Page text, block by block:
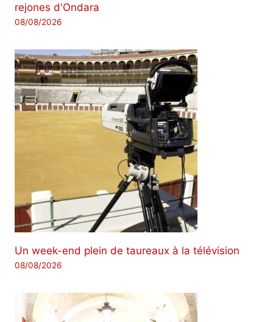
rejones d'Ondara
08/08/2026
Un week-end plein de taureaux à la télévision
08/08/2026